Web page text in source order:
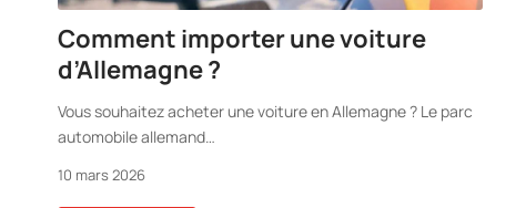
Comment importer une voiture
d’Allemagne ?
Vous souhaitez acheter une voiture en Allemagne ? Le parc
automobile allemand…
10 mars 2026